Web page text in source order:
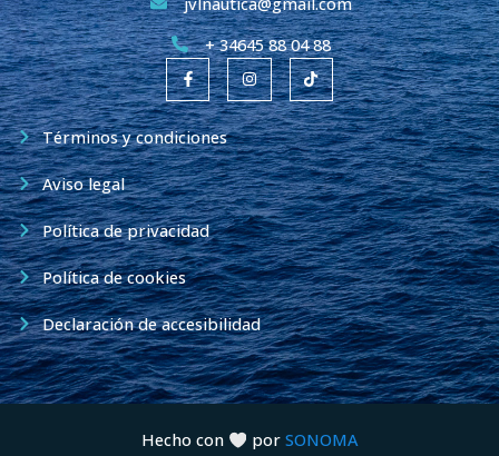
+ 34645 88 04 88
F
a
c
e
b
o
o
k
-
f
I
n
s
t
a
g
r
a
m
T
i
k
t
o
k
Términos y condiciones
Aviso legal
Política de privacidad
Política de cookies
Declaración de accesibilidad
Hecho con por SONOMA